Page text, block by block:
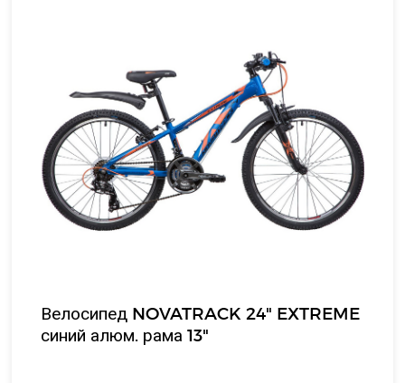
Велосипед NOVATRACK 24" EXTREME
синий алюм. рама 13"